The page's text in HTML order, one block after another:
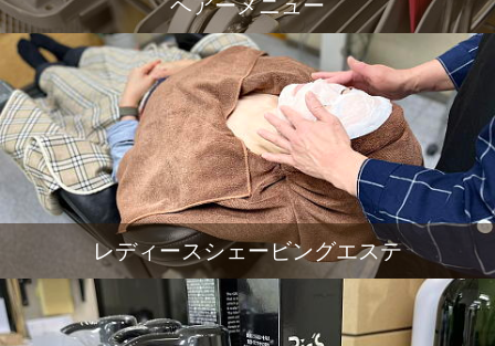
ヘアーメニュー
レディースシェービングエステ